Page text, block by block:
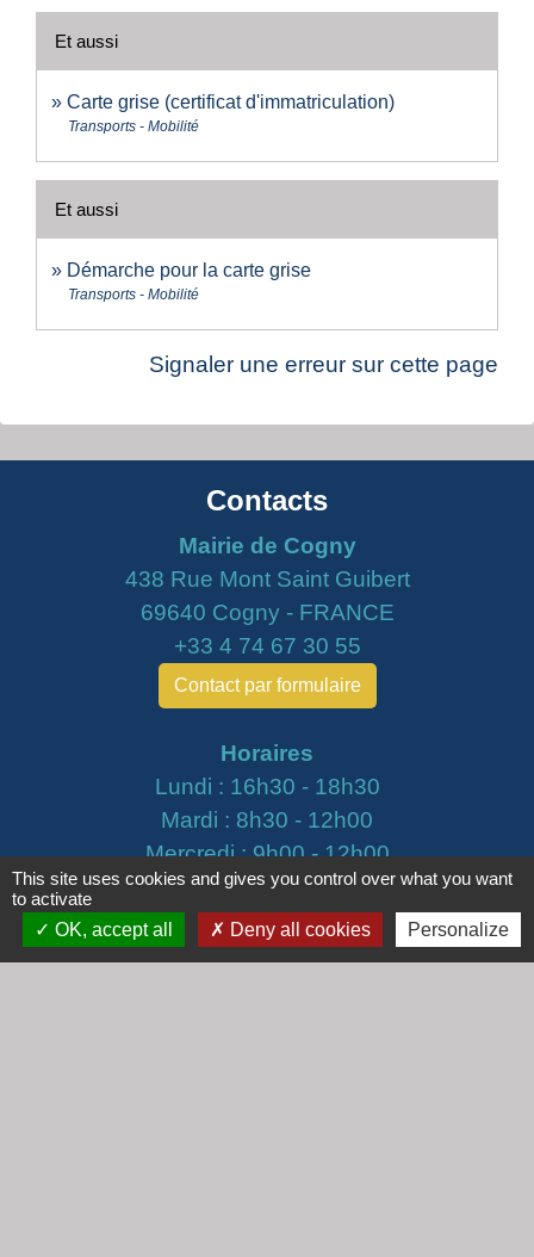
Et aussi
Carte grise (certificat d'immatriculation)
Transports - Mobilité
Et aussi
Démarche pour la carte grise
Transports - Mobilité
Signaler une erreur sur cette page
Contacts
Mairie de Cogny
438 Rue Mont Saint Guibert
69640 Cogny - FRANCE
+33 4 74 67 30 55
Contact par formulaire
Horaires
Lundi : 16h30 - 18h30
Mardi : 8h30 - 12h00
Mercredi : 9h00 - 12h00
Vendredi : 16h00 - 18h00
email : secretariat@cogny.fr
This site uses cookies and gives you control over what you want
to activate
OK, accept all
Deny all cookies Personalize